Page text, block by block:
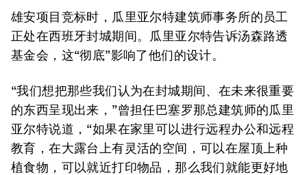
雄安项目竞标时，瓜里亚尔特建筑师事务所的员工
正处在西班牙封城期间。瓜里亚尔特告诉汤森路透
基金会，这“彻底”影响了他们的设计。
“我们想把那些我们认为在封城期间、在未来很重要
的东西呈现出来，”曾担任巴塞罗那总建筑师的瓜里
亚尔特说道，“如果在家里可以进行远程办公和远程
教育，在大露台上有灵活的空间，可以在屋顶上种
植食物，可以就近打印物品，那么我们就能更好地